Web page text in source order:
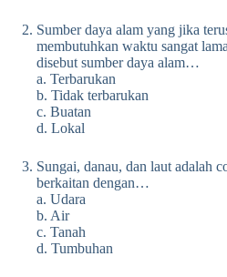
Sumber daya alam yang jika
membutuhkan waktu sangat
disebut sumber daya alam…
a. Terbarukan
b. Tidak terbarukan
c. Buatan
d. Lokal
Sungai, danau, dan laut adalah
berkaitan dengan…
a. Udara
b. Air
c. Tanah
d. Tumbuhan